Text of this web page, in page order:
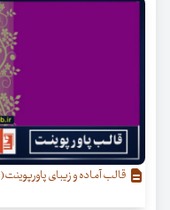
قالب آماده و زیبای پاورپوینت(15)